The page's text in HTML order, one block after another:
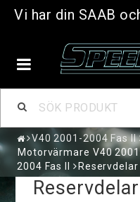
Vi har din SAAB
V40 2001-2004 Fas II
Motorvärmare V40
2004 Fas II